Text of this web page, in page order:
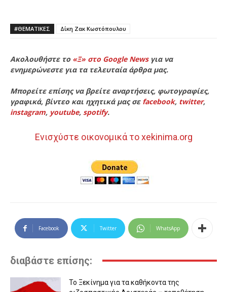
#ΘΕΜΑΤΙΚΈΣ Δίκη Ζακ Κωστόπουλου
Ακολουθήστε το «Ξ» στο Google Newsγια να
ενημερώνεστε για τα τελευταία άρθρα μας.
Μπορείτε επίσης να βρείτε αναρτήσεις, φωτογραφίες,
γραφικά, βίντεο και ηχητικά μας σε facebook, twitter,
instagram, youtube, spotify.
Ενισχύστε οικονομικά το xekinima.org
Facebook Twitter WhatsApp
διαβάστε επίσης:
Το Ξεκίνημα για τα καθήκοντα της